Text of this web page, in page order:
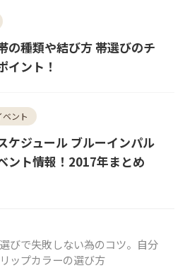
の種類や結び方 帯選びのチ
イント！
ベント
ケジュール ブルーインパル
ント情報！2017年まとめ
びで失敗しない為のコツ。自分
ップカラーの選び方